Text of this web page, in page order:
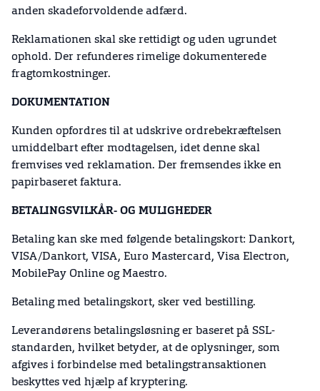
anden skadeforvoldende adfærd.
Reklamationen skal ske rettidigt og uden ugrundet
ophold. Der refunderes rimelige dokumenterede
fragtomkostninger.
DOKUMENTATION
Kunden opfordres til at udskrive ordrebekræftelsen
umiddelbart efter modtagelsen, idet denne skal
fremvises ved reklamation. Der fremsendes ikke en
papirbaseret faktura.
BETALINGSVILKÅR- OG MULIGHEDER
Betaling kan ske med følgende betalingskort: Dankort,
VISA/Dankort, VISA, Euro Mastercard, Visa Electron,
MobilePay Online og Maestro.
Betaling med betalingskort, sker ved bestilling.
Leverandørens betalingsløsning er baseret på SSL-
standarden, hvilket betyder, at de oplysninger, som
afgives i forbindelse med betalingstransaktionen
beskyttes ved hjælp af kryptering.